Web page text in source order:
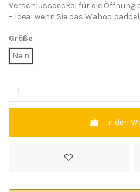
Verschlussdeckel für die Öffnung
– Ideal wenn Sie das Wahoo
Größe
Nein
In den